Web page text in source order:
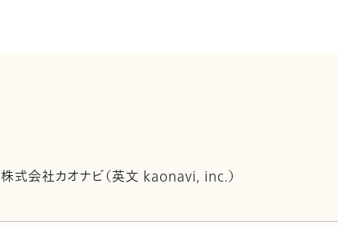
株式会社カオナビ（英文 kaonavi, inc.）